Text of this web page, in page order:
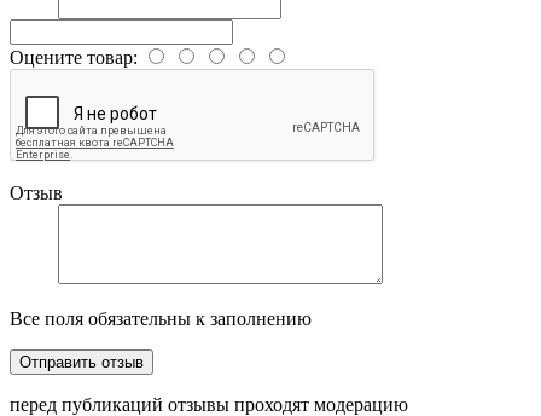
Оцените товар:
Отзыв
Все поля обязательны к заполнению
перед публикаций отзывы проходят модерацию